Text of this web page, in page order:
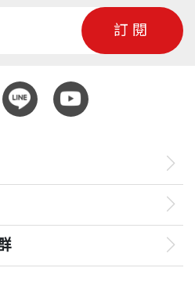
訂閱